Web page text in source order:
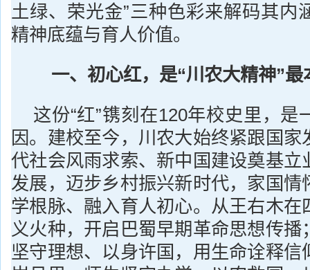
土绿、荣光金”三种色彩来解码其内
精神底蕴与育人价值。
一、初心红，是“川农大精神”
这份“红”镌刻在120年校史里，是
因。建校至今，川农大始终紧跟国家
代社会风雨求索、新中国建设奠基立
发展，迈步乡村振兴新时代，家国情
学根脉、融入育人初心。从王右木在
义火种，开启巴蜀早期革命思想传播
坚守理想、以身许国，用生命诠释信